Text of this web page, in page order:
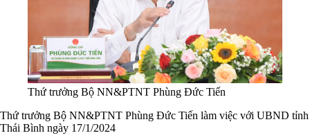
Thứ trưởng Bộ NN&PTNT Phùng Đức Tiến
Thứ trưởng Bộ NN&PTNT Phùng Đức Tiến làm việc với UBND tỉnh
Thái Bình ngày 17/1/2024